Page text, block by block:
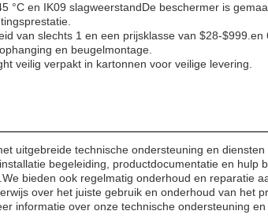
°C en IK09 slagweerstandDe beschermer is
van slechts 1 en een prijsklasse van $28-
en beugelmontage.
veilig verpakt in kartonnen voor veilige levering.
uitgebreide technische ondersteuning en
begeleiding, productdocumentatie en hulp
bieden ook regelmatig onderhoud en reparatie
over het juiste gebruik en onderhoud van het
informatie over onze technische ondersteuning en